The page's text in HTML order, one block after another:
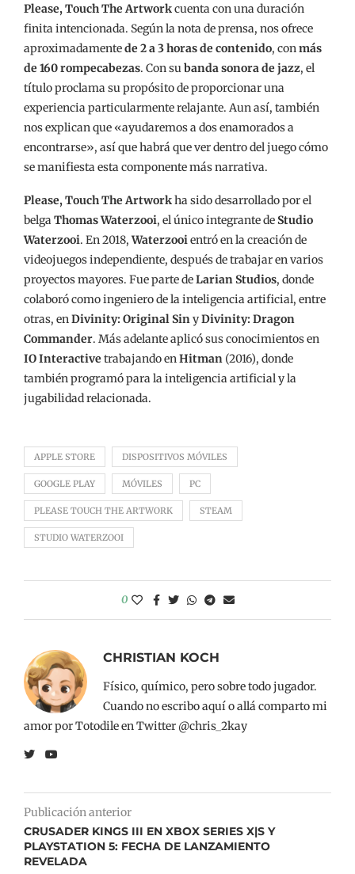
Please, Touch The Artworkcuenta con una duración
finita intencionada. Según la nota de prensa, nos ofrece
aproximadamentede 2 a 3 horas de contenido, conmás
de 160 rompecabezas. Con subanda sonora de jazz, el
título proclama su propósito de proporcionar una
experiencia particularmente relajante. Aun así, también
nos explican que «ayudaremos a dos enamorados a
encontrarse», así que habrá que ver dentro del juego cómo
se manifiesta esta componente más narrativa.
Please, Touch The Artworkha sido desarrollado por el
belgaThomas Waterzooi, el único integrante deStudio
Waterzooi. En 2018,Waterzooientró en la creación de
videojuegos independiente, después de trabajar en varios
proyectos mayores. Fue parte deLarian Studios, donde
colaboró como ingeniero de la inteligencia artificial, entre
otras, enDivinity: Original SinyDivinity: Dragon
Commander. Más adelante aplicó sus conocimientos en
IO Interactive trabajando enHitman (2016), donde
también programó para la inteligencia artificial y la
jugabilidad relacionada.
APPLE STORE DISPOSITIVOS MÓVILES
GOOGLE PLAY MÓVILES PC
PLEASE TOUCH THE ARTWORK STEAM
STUDIO WATERZOOI
0
CHRISTIAN KOCH
Físico, químico, pero sobre todo jugador.
Cuando no escribo aquí o allá comparto mi
amor por Totodile en Twitter @chris_2kay
Publicación anterior
CRUSADER KINGS III EN XBOX SERIES X|S Y
PLAYSTATION 5: FECHA DE LANZAMIENTO
REVELADA